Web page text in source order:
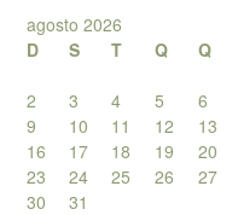
agosto 2026
D
S T Q Q
2
3 4 5 6
9
10 11 12 13
16
17 18 19 20
23
24 25 26 27
30
31